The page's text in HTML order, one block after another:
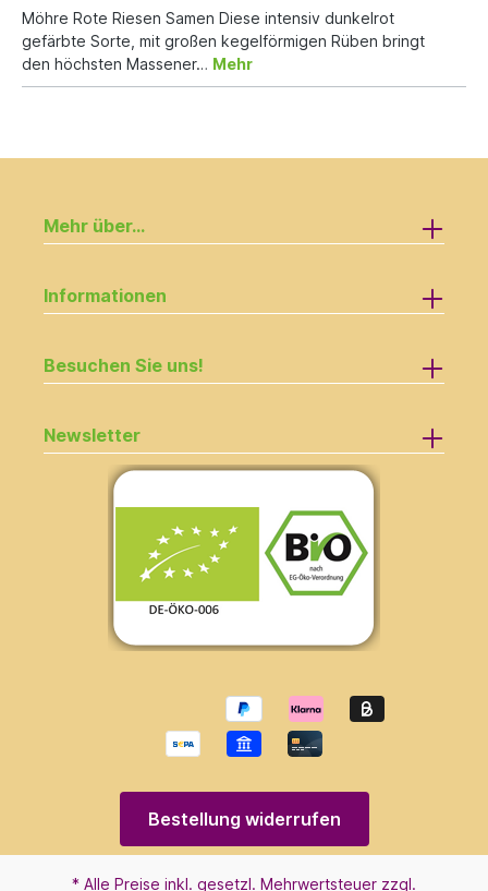
Möhre Rote Riesen Samen Diese intensiv dunkelrot
gefärbte Sorte, mit großen kegelförmigen Rüben bringt
den höchsten Massener… Mehr
Mehr über...
Informationen
Besuchen Sie uns!
Newsletter
Bestellung widerrufen
* Alle Preise inkl. gesetzl. Mehrwertsteuer zzgl.